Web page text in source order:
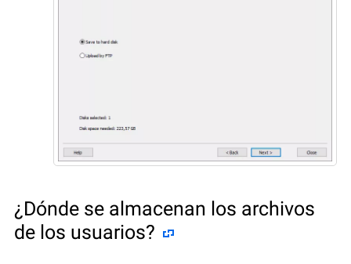
¿Dónde se almacenan los archivos
de los usuarios?